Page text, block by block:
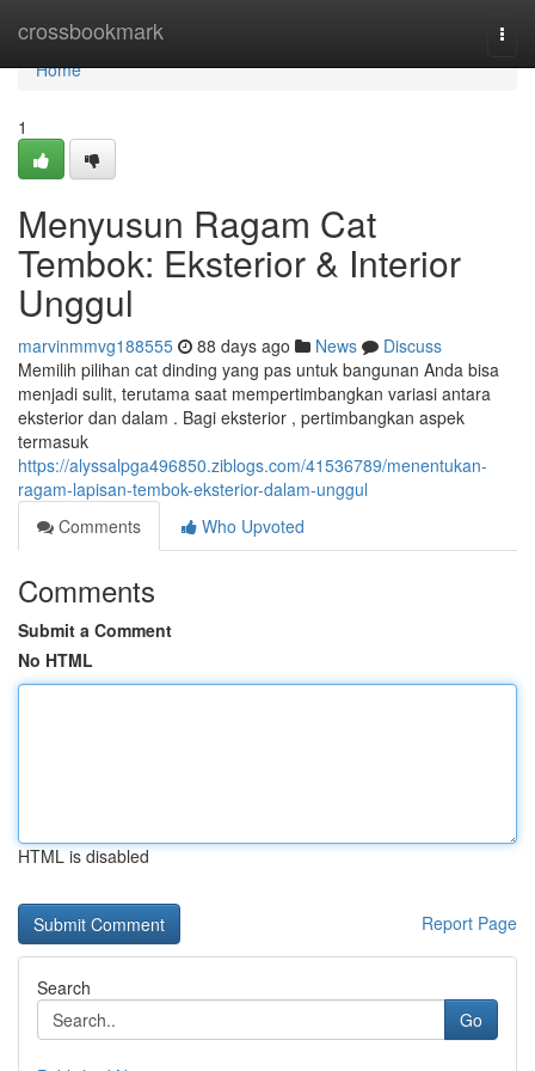
crossbookmark
Home
Home
1
Menyusun Ragam Cat
Tembok: Eksterior & Interior
Unggul
marvinmmvg188555 88 days ago News
Discuss
Memilih pilihan cat dinding yang pas untuk bangunan Anda bisa
menjadi sulit, terutama saat mempertimbangkan variasi antara
eksterior dan dalam . Bagi eksterior , pertimbangkan aspek
termasuk
https://alyssalpga496850.ziblogs.com/41536789/menentukan-
ragam-lapisan-tembok-eksterior-dalam-unggul
Comments
Who Upvoted
Comments
Submit a Comment
No HTML
HTML is disabled
Report Page
Search
Go